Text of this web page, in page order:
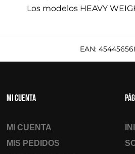
Los modelos HEAVY
EAN:
Mi cuenta
MI CUENTA
MIS PEDIDOS